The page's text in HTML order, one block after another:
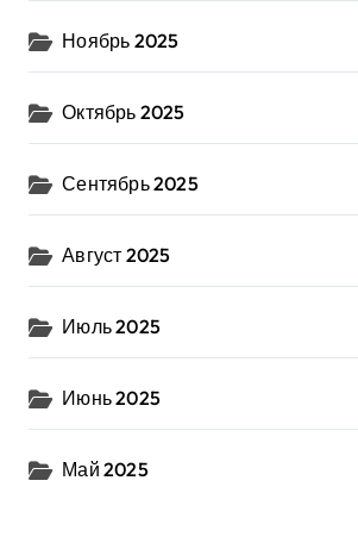
Ноябрь 2025
Октябрь 2025
Сентябрь 2025
Август 2025
Июль 2025
Июнь 2025
Май 2025